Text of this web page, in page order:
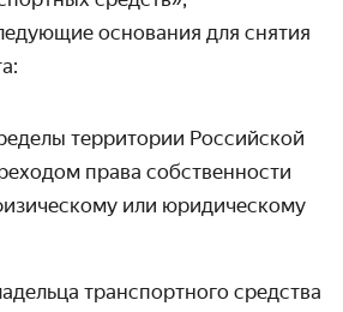
основания для снятия
территории Российской
права собственности
или юридическому
транспортного средства